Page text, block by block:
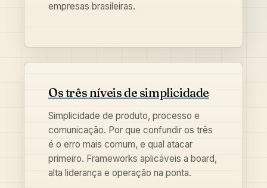
empresas brasileiras.
Os três níveis de simplicidade
Simplicidade de produto, processo e
comunicação. Por que confundir os três
é o erro mais comum, e qual atacar
primeiro. Frameworks aplicáveis a board,
alta liderança e operação na ponta.